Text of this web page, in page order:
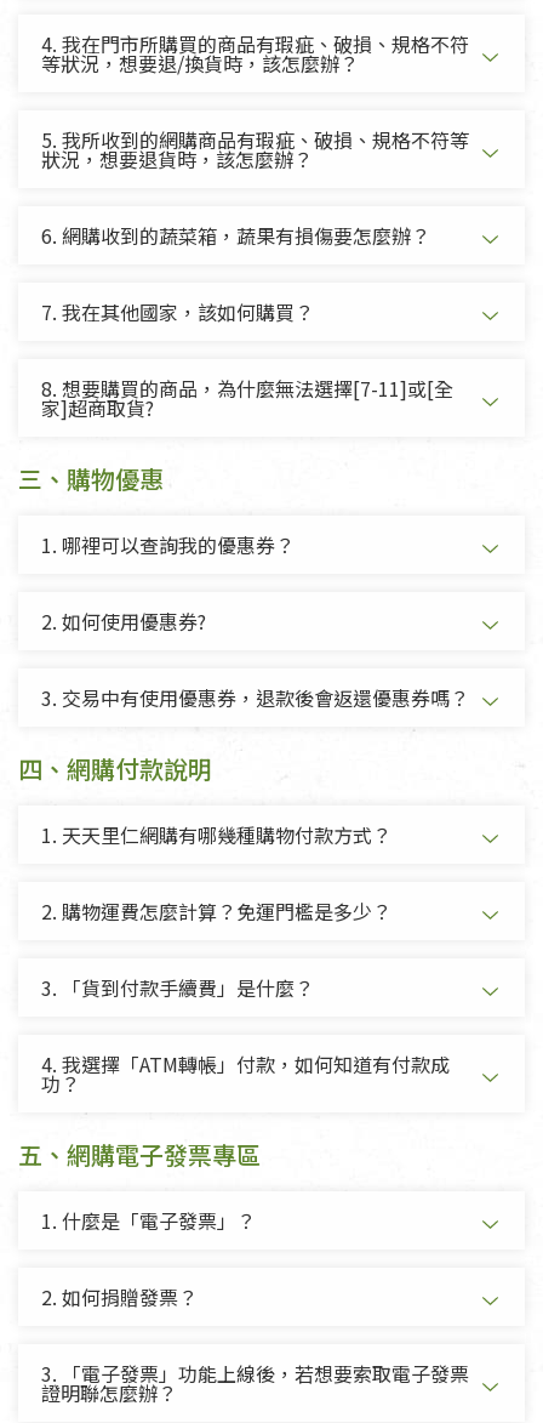
4. 我在門市所購買的商品有瑕疵、破損、規格不符
等狀況，想要退/換貨時，該怎麼辦？
5. 我所收到的網購商品有瑕疵、破損、規格不符等
狀況，想要退貨時，該怎麼辦？
6. 網購收到的蔬菜箱，蔬果有損傷要怎麼辦？
7. 我在其他國家，該如何購買？
8. 想要購買的商品，為什麼無法選擇[7-11]或[全
家]超商取貨?
三、購物優惠
1. 哪裡可以查詢我的優惠券？
2. 如何使用優惠券?
3. 交易中有使用優惠券，退款後會返還優惠券嗎？
四、網購付款說明
1. 天天里仁網購有哪幾種購物付款方式？
2. 購物運費怎麼計算？免運門檻是多少？
3. 「貨到付款手續費」是什麼？
4. 我選擇「ATM轉帳」付款，如何知道有付款成
功？
五、網購電子發票專區
1. 什麼是「電子發票」？
2. 如何捐贈發票？
3. 「電子發票」功能上線後，若想要索取電子發票
證明聯怎麼辦？